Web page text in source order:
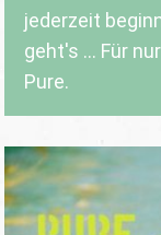
jederzeit
geht's ... Für
Pure.